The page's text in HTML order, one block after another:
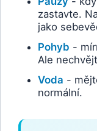
zastavte.
jako
Pohyb -
Ale
Voda -
normální.